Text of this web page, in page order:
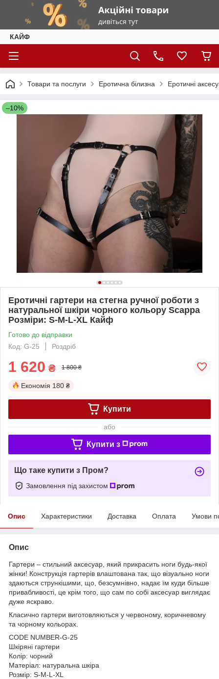
КАЙФ
Товари та послуги Еротична білизна Еротичні
–10%
Еротичні гартери на стегна ручної роботи з
натуральної шкіри чорного кольору Scappa
Розміри: S-M-L-XL Кайф
Готово до відправки
Код: G-25
Роздріб
1 620 ₴ 1 800 ₴
Економія 180 ₴
Купити
або
Купити з
Що таке купити з Пром?
Замовлення під захистом
Опис Характеристики Доставка Оплата Умови
Опис
Гартери – стильний аксесуар, який прикрасить ноги будь-якої
жінки! Конструкція гартерів влаштована так, що візуально ноги
здаються стрункішими, що, безсумнівно, надає їм куди більше
привабливості, це крім того, що сам по собі аксесуар виглядає
дуже яскраво.
Класично гартери виготовляються у червоному, коричневому
та чорному кольорах.
CODE NUMBER-G-25
Шкіряні гартери
Колір: чорний
Матеріал: натуральна шкіра
Розмір: S-M-L-XL